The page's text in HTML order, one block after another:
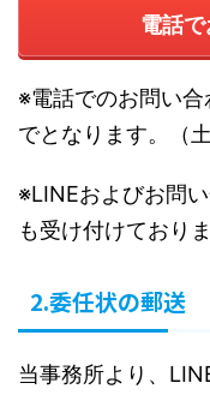
電話
※電話でのお問い
でとなります。（
※LINEおよびお問
も受け付けておりま
2.委任状の郵送
当事務所より、